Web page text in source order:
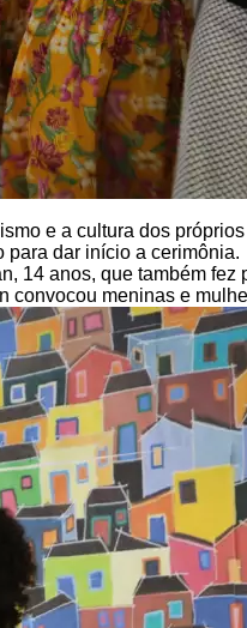
e a cultura dos
para dar início a cerimônia.
14 anos, que também
meninas e